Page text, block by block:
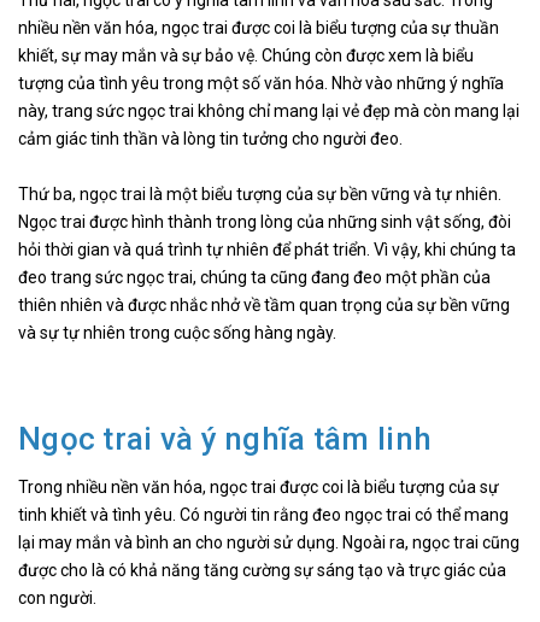
nhiều nền văn hóa, ngọc trai được coi là biểu tượng của sự thuần
khiết, sự may mắn và sự bảo vệ. Chúng còn được xem là biểu
tượng của tình yêu trong một số văn hóa. Nhờ vào những ý nghĩa
này, trang sức ngọc trai không chỉ mang lại vẻ đẹp mà còn mang lại
cảm giác tinh thần và lòng tin tưởng cho người đeo.
Thứ ba, ngọc trai là một biểu tượng của sự bền vững và tự nhiên.
Ngọc trai được hình thành trong lòng của những sinh vật sống, đòi
hỏi thời gian và quá trình tự nhiên để phát triển. Vì vậy, khi chúng ta
đeo trang sức ngọc trai, chúng ta cũng đang đeo một phần của
thiên nhiên và được nhắc nhở về tầm quan trọng của sự bền vững
và sự tự nhiên trong cuộc sống hàng ngày.
Ngọc trai và ý nghĩa tâm linh
Trong nhiều nền văn hóa, ngọc trai được coi là biểu tượng của sự
tinh khiết và tình yêu. Có người tin rằng đeo ngọc trai có thể mang
lại may mắn và bình an cho người sử dụng. Ngoài ra, ngọc trai cũng
được cho là có khả năng tăng cường sự sáng tạo và trực giác của
con người.